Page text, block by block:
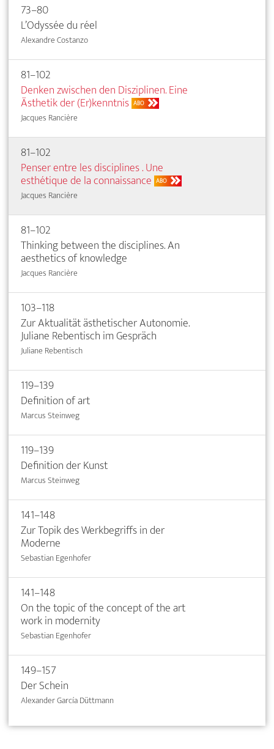
73–80
L’Odyssée du réel
Alexandre Costanzo
81–102
Denken zwischen den Disziplinen. Eine
Ästhetik der (Er)kenntnis ABO
Jacques Rancière
81–102
Penser entre les disciplines . Une
esthétique de la connaissance ABO
Jacques Rancière
81–102
Thinking between the disciplines. An
aesthetics of knowledge
Jacques Rancière
103–118
Zur Aktualität ästhetischer Autonomie.
Juliane Rebentisch im Gespräch
Juliane Rebentisch
119–139
Definition of art
Marcus Steinweg
119–139
Definition der Kunst
Marcus Steinweg
141–148
Zur Topik des Werkbegriffs in der
Moderne
Sebastian Egenhofer
141–148
On the topic of the concept of the art
work in modernity
Sebastian Egenhofer
149–157
Der Schein
Alexander García Düttmann